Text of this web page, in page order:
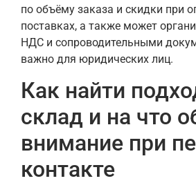
по объёму заказа и скидки при
поставках, а также может
НДС и сопроводительными
важно для юридических лиц.
Как найти
склад и на что
внимание при
контакте